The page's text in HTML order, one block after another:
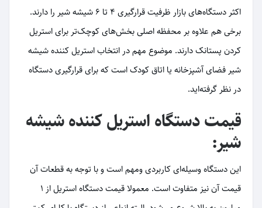
اکثر دستگاه‌های بازار ظرفیت قرارگیری 4 تا 6 شیشه شیر را دارند.
برخی هم علاوه بر محفظه اصلی بخش‌های کوچک‌تر برای استریل
کردن پستانک دارند. موضوع مهم در انتخاب استریل کننده شیشه
شیر فضای آشپزخانه یا اتاق کودک است که برای قرارگیری دستگاه
در نظر گرفته‌اید.
قیمت دستگاه استریل کننده شیشه
شیر:
این دستگاه وسیله‌ای کاربردی ومهم است و با توجه به قطعات آن
قیمت آن نیز متفاوت است. معمولا قیمت دستگاه استریل از 1